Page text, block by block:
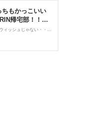
もかっこいい
帰宅部！！
アブログ
DAIGOの方じゃない・・・ウィッシュじゃない・・・☆;+;｡･ﾟ･｡;+;☆;+;｡･ﾟ･｡;+;☆;+;｡･ﾟ･｡;+;☆;+;｡･ﾟ･｡;+;いつも見にきてくれて、ありがとうございます♪そして初めての方こんにちはなんか喜んでるなぁって思ったら、そっちの方だったのか。IKG(痛い勘違い)(΄◉◞౪◟◉｀)